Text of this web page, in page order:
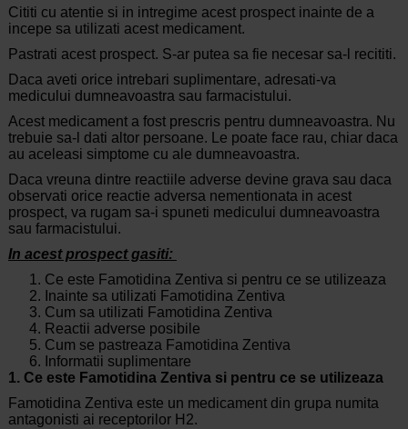
Cititi cu atentie si in intregime acest prospect inainte de a
incepe sa utilizati acest medicament.
Pastrati acest prospect. S-ar putea sa fie necesar sa-l recititi.
Daca aveti orice intrebari suplimentare, adresati-va
medicului dumneavoastra sau farmacistului.
Acest medicament a fost prescris pentru dumneavoastra. Nu
trebuie sa-l dati altor persoane. Le poate face rau, chiar daca
au aceleasi simptome cu ale dumneavoastra.
Daca vreuna dintre reactiile adverse devine grava sau daca
observati orice reactie adversa nementionata in acest
prospect, va rugam sa-i spuneti medicului dumneavoastra
sau farmacistului.
In acest prospect gasiti:
Ce este Famotidina Zentiva si pentru ce se utilizeaza
Inainte sa utilizati Famotidina Zentiva
Cum sa utilizati Famotidina Zentiva
Reactii adverse posibile
Cum se pastreaza Famotidina Zentiva
Informatii suplimentare
1. Ce este Famotidina Zentiva si pentru ce se utilizeaza
Famotidina Zentiva este un medicament din grupa numita
antagonisti ai receptorilor H2.